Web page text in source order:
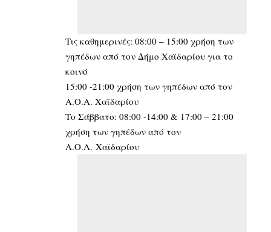
Τις καθημερινές: 08:00 – 15:00 χρήση των
γηπέδων από τον Δήμο Χαϊδαρίου για το
κοινό
15:00 -21:00 χρήση των γηπέδων από τον
Α.Ο.Α. Χαϊδαρίου
Το Σάββατο: 08:00 -14:00 & 17:00 – 21:00
χρήση των γηπέδων από τον
Α.Ο.Α. Χαϊδαρίου